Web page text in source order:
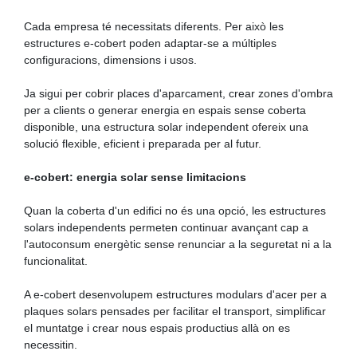
Cada empresa té necessitats diferents. Per això les
estructures e-cobert poden adaptar-se a múltiples
configuracions, dimensions i usos.
Ja sigui per cobrir places d'aparcament, crear zones d'ombra
per a clients o generar energia en espais sense coberta
disponible, una estructura solar independent ofereix una
solució flexible, eficient i preparada per al futur.
e-cobert: energia solar sense limitacions
Quan la coberta d'un edifici no és una opció, les estructures
solars independents permeten continuar avançant cap a
l'autoconsum energètic sense renunciar a la seguretat ni a la
funcionalitat.
A e-cobert desenvolupem estructures modulars d'acer per a
plaques solars pensades per facilitar el transport, simplificar
el muntatge i crear nous espais productius allà on es
necessitin.